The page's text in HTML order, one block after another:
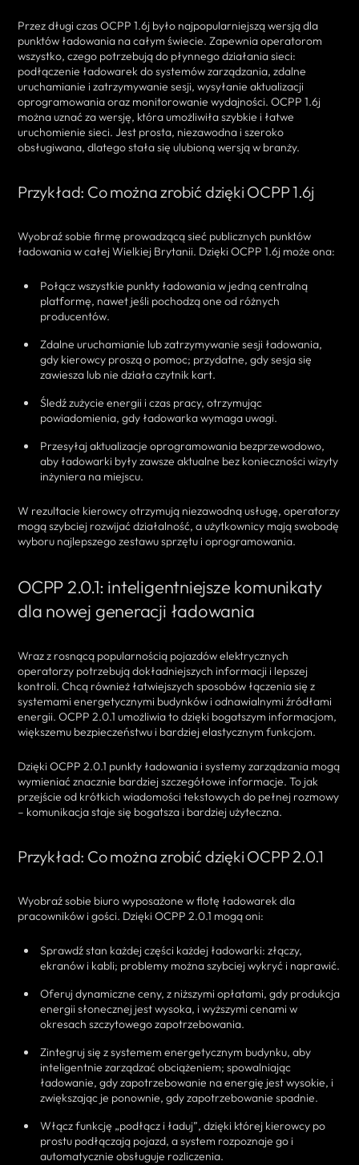
Przez długi czas OCPP 1.6j było najpopularniejszą wersją dla
punktów ładowania na całym świecie. Zapewnia operatorom
wszystko, czego potrzebują do płynnego działania sieci:
podłączenie ładowarek do systemów zarządzania, zdalne
uruchamianie i zatrzymywanie sesji, wysyłanie aktualizacji
oprogramowania oraz monitorowanie wydajności. OCPP 1.6j
można uznać za wersję, która umożliwiła szybkie i łatwe
uruchomienie sieci. Jest prosta, niezawodna i szeroko
obsługiwana, dlatego stała się ulubioną wersją w branży.
Przykład: Co można zrobić dzięki OCPP 1.6j
Wyobraź sobie firmę prowadzącą sieć publicznych punktów
ładowania w całej Wielkiej Brytanii. Dzięki OCPP 1.6j może ona:
Połącz wszystkie punkty ładowania w jedną centralną
platformę, nawet jeśli pochodzą one od różnych
producentów.
Zdalne uruchamianie lub zatrzymywanie sesji ładowania,
gdy kierowcy proszą o pomoc; przydatne, gdy sesja się
zawiesza lub nie działa czytnik kart.
Śledź zużycie energii i czas pracy, otrzymując
powiadomienia, gdy ładowarka wymaga uwagi.
Przesyłaj aktualizacje oprogramowania bezprzewodowo,
aby ładowarki były zawsze aktualne bez konieczności wizyty
inżyniera na miejscu.
W rezultacie kierowcy otrzymują niezawodną usługę, operatorzy
mogą szybciej rozwijać działalność, a użytkownicy mają swobodę
wyboru najlepszego zestawu sprzętu i oprogramowania.
OCPP 2.0.1: inteligentniejsze komunikaty
dla nowej generacji ładowania
Wraz z rosnącą popularnością pojazdów elektrycznych
operatorzy potrzebują dokładniejszych informacji i lepszej
kontroli. Chcą również łatwiejszych sposobów łączenia się z
systemami energetycznymi budynków i odnawialnymi źródłami
energii. OCPP 2.0.1 umożliwia to dzięki bogatszym informacjom,
większemu bezpieczeństwu i bardziej elastycznym funkcjom.
Dzięki OCPP 2.0.1 punkty ładowania i systemy zarządzania mogą
wymieniać znacznie bardziej szczegółowe informacje. To jak
przejście od krótkich wiadomości tekstowych do pełnej rozmowy
– komunikacja staje się bogatsza i bardziej użyteczna.
Przykład: Co można zrobić dzięki OCPP 2.0.1
Wyobraź sobie biuro wyposażone w flotę ładowarek dla
pracowników i gości. Dzięki OCPP 2.0.1 mogą oni:
Sprawdź stan każdej części każdej ładowarki: złączy,
ekranów i kabli; problemy można szybciej wykryć i naprawić.
Oferuj dynamiczne ceny, z niższymi opłatami, gdy produkcja
energii słonecznej jest wysoka, i wyższymi cenami w
okresach szczytowego zapotrzebowania.
Zintegruj się z systemem energetycznym budynku, aby
inteligentnie zarządzać obciążeniem; spowalniając
ładowanie, gdy zapotrzebowanie na energię jest wysokie, i
zwiększając je ponownie, gdy zapotrzebowanie spadnie.
Włącz funkcję „podłącz i ładuj”, dzięki której kierowcy po
prostu podłączają pojazd, a system rozpoznaje go i
automatycznie obsługuje rozliczenia.